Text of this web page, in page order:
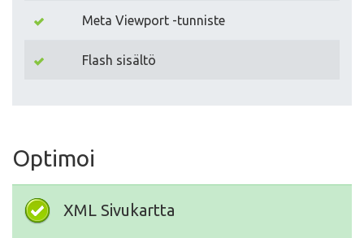
Meta Viewport -tunniste
Flash sisältö
Optimoi
XML Sivukartta